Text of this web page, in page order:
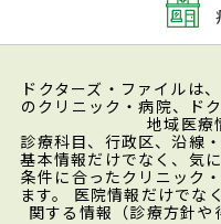
ドクターズ・ファイルは
のクリニック・病院、ド
地域医療
診療科目、行政区、沿線
基本情報だけでなく、気
条件に合ったクリニック
ます。 医院情報だけでな
関する情報（診療方針や